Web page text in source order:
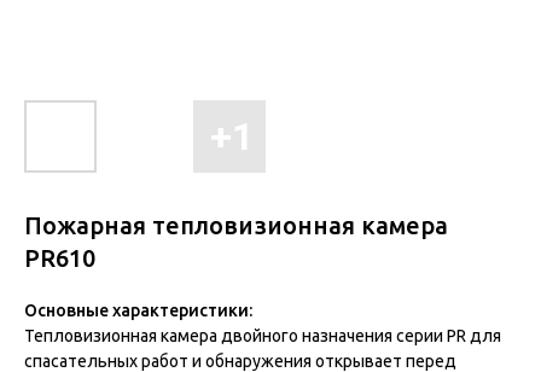
Пожарная тепловизионная камера
PR610
Основные характеристики:
Тепловизионная камера двойного назначения серии PR для
спасательных работ и обнаружения открывает перед